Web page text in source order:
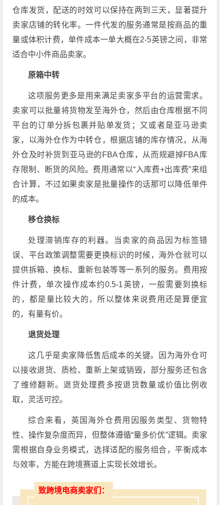
仓库发货，配送的时效可以保持在两到三天，显著提升
卖家店铺的转化率。一件代发的服务通常是按商品的重
量或体积计费，单件成本一单大概在2-5英镑之间，非常
适合中小件商品卖家。
原箱中转
这项服务更多是用来满足卖家多平台的运营需求。
卖家可以批量将货物发至海外仓，然后由仓库根据不同
平台的订单分拆包裹并贴单发货；又或者是亚马逊卖
家，以海外仓作为中转仓，根据店铺的库存情况，从海
外仓及时补货到亚马逊的FBA仓库，从而规避掉FBA库
存限制、断货的风险。费用通常以“入库费+出库费”来组
合计算，不过如果卖家是批量操作的话那可以降低单件
的成本。
移仓换标
处理滞销库存的利器。当卖家的商品因为标签错
误、平台政策调整需要更换标识的时候，海外仓就可以
提供拆箱、换标、重新包装等等一系列的服务。费用按
件计费，单次操作成本约0.5-1英镑，一般需要到换标
的，都是量比较大的，所以整体来说费用还是算便宜
的，有量有价。
退货处理
这几乎是卖家降低售后成本的关键。因为海外仓可
以接收退货、质检、重新上架或销毁，部分服务还包含
了维修翻新。退货处理费多按退货数量或价值比例收
取，灵活可控。
综合来看，英国海外仓费用因服务类型、货物特
性、操作复杂度而异，但整体遵循“量多价优”逻辑。卖家
需根据自身业务模式，选择适配的服务组合，平衡成本
与效率，方能在跨境赛道上实现长效增长。
致跨境电商卖家们：